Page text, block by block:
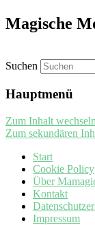
Magische
Suchen
Hauptmenü
Zum Inhalt wechseln
Zum sekundären
Start
Cookie Policy
Über
Kontakt
Impressum